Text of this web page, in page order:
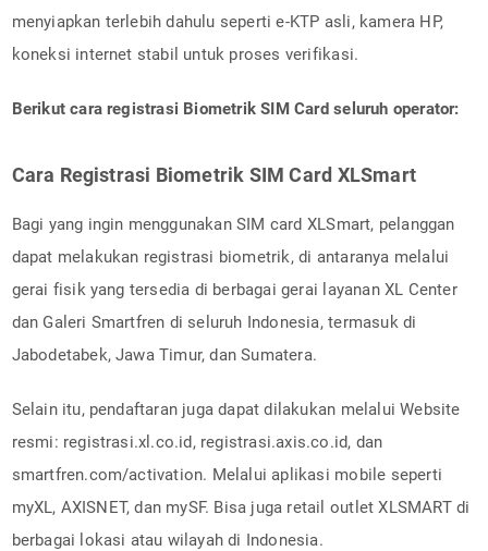
menyiapkan terlebih dahulu seperti e-KTP asli, kamera HP,
koneksi internet stabil untuk proses verifikasi.
Berikut cara registrasi Biometrik SIM Card seluruh operator:
Cara Registrasi Biometrik SIM Card XLSmart
Bagi yang ingin menggunakan SIM card XLSmart, pelanggan
dapat melakukan registrasi biometrik, di antaranya melalui
gerai fisik yang tersedia di berbagai gerai layanan XL Center
dan Galeri Smartfren di seluruh Indonesia, termasuk di
Jabodetabek, Jawa Timur, dan Sumatera.
Selain itu, pendaftaran juga dapat dilakukan melalui Website
resmi: registrasi.xl.co.id, registrasi.axis.co.id, dan
smartfren.com/activation. Melalui aplikasi mobile seperti
myXL, AXISNET, dan mySF. Bisa juga retail outlet XLSMART di
berbagai lokasi atau wilayah di Indonesia.